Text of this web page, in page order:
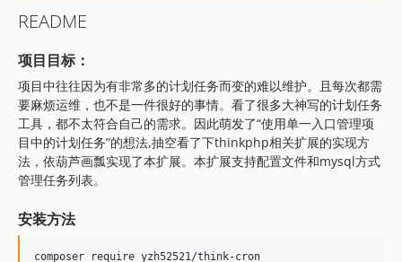
README
项目目标：
项目中往往因为有非常多的计划任务而变的难以维护。且每次都需
要麻烦运维，也不是一件很好的事情。看了很多大神写的计划任务
工具，都不太符合自己的需求。因此萌发了“使用单一入口管理项
目中的计划任务”的想法,抽空看了下thinkphp相关扩展的实现方
法，依葫芦画瓢实现了本扩展。本扩展支持配置文件和mysql方式
管理任务列表。
安装方法